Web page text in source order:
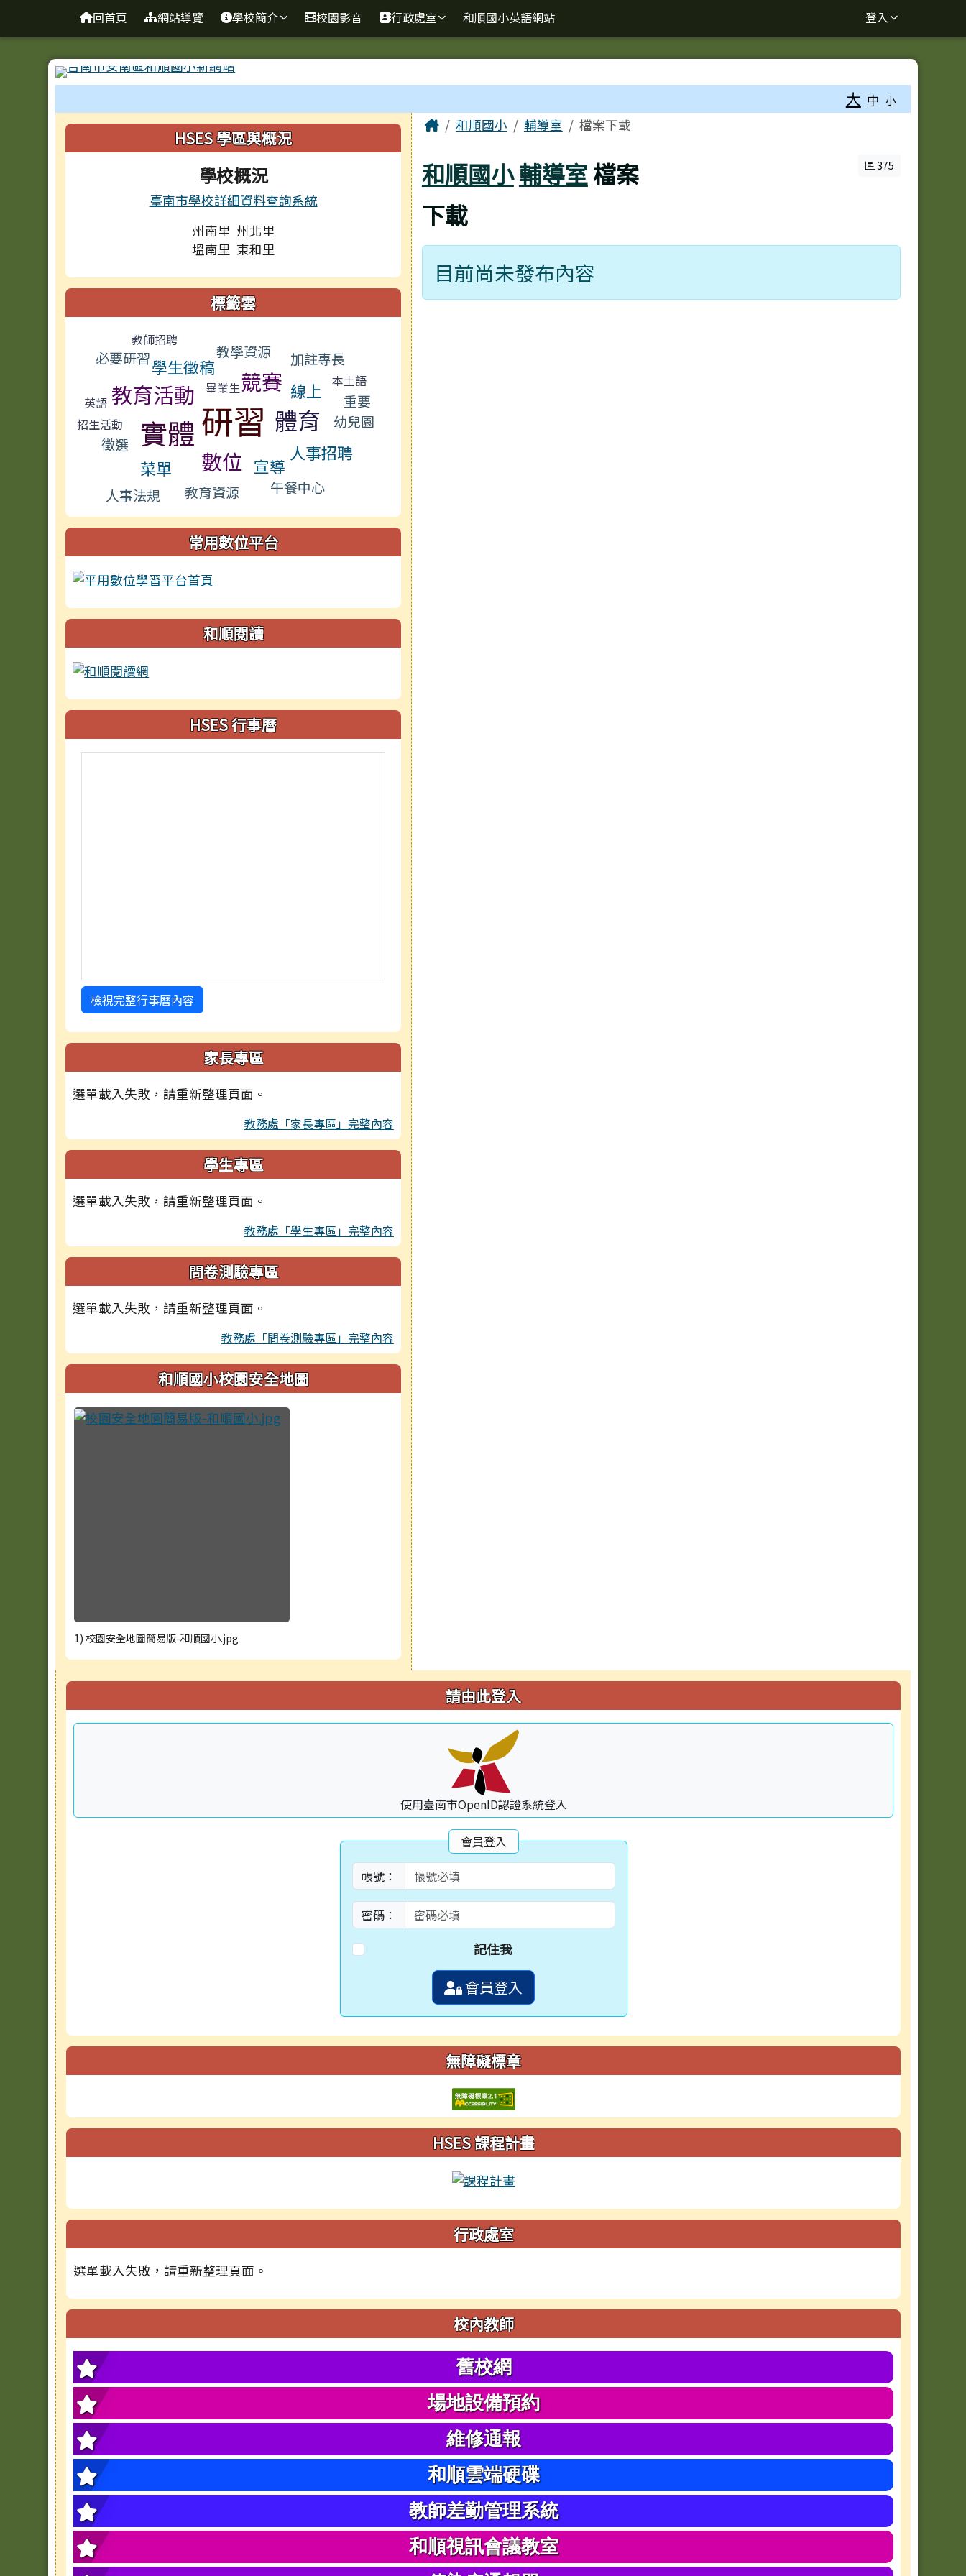
台南市和順國小新校網
回首頁 網站導覽 學校簡介 校園影音 行政處室 和順國小英語網站 登入
大 中 小
左邊區域內容HSES 學區與概況
學校概況
臺南市學校詳細資料查詢系統
州南里 州北里
塭南里 東和里
標籤雲
標籤雲導覽教師招聘
必要研習學生徵稿
教學資源 加註專長
教育活動 畢業生競賽 線上
本土語
英語
研習
實體 體育
重要
招生活動
幼兒園
徵選
菜單 數位 宣導
人事招聘
人事法規 教育資源 午餐中心
常用數位平台
和順閱讀
HSES 行事曆
檢視完整行事曆內容
家長專區
選單載入失敗，請重新整理頁面。
教務處「家長專區」完整內容
學生專區
選單載入失敗，請重新整理頁面。
教務處「學生專區」完整內容
問卷測驗專區
選單載入失敗，請重新整理頁面。
教務處「問卷測驗專區」完整內容
和順國小校園安全地圖
1) 校園安全地圖簡易版-和順國小.jpg
主內容區域
Home和順國小 輔導室 檔案下載
和順國小輔導室檔案
下載
375
目前尚未發布內容
右邊區域內容 請由此登入
使用臺南市OpenID認證系統登入
會員登入
帳號：
密碼：
記住我
會員登入
無障礙標章
HSES 課程計畫
行政處室
選單載入失敗，請重新整理頁面。
校內教師
舊校網
場地設備預約
維修通報
和順雲端硬碟
教師差勤管理系統
和順視訊會議教室
頁尾區域